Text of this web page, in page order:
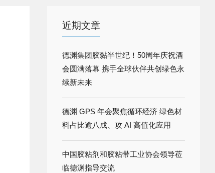
近期文章
德渊集团胶黏半世纪！50周年庆祝酒
会圆满落幕 携手全球伙伴共创绿色永
续新未来
德渊 GPS 年会聚焦循环经济 绿色材
料占比逾八成、攻 AI 高值化应用
中国胶粘剂和胶粘带工业协会领导莅
临德渊指导交流